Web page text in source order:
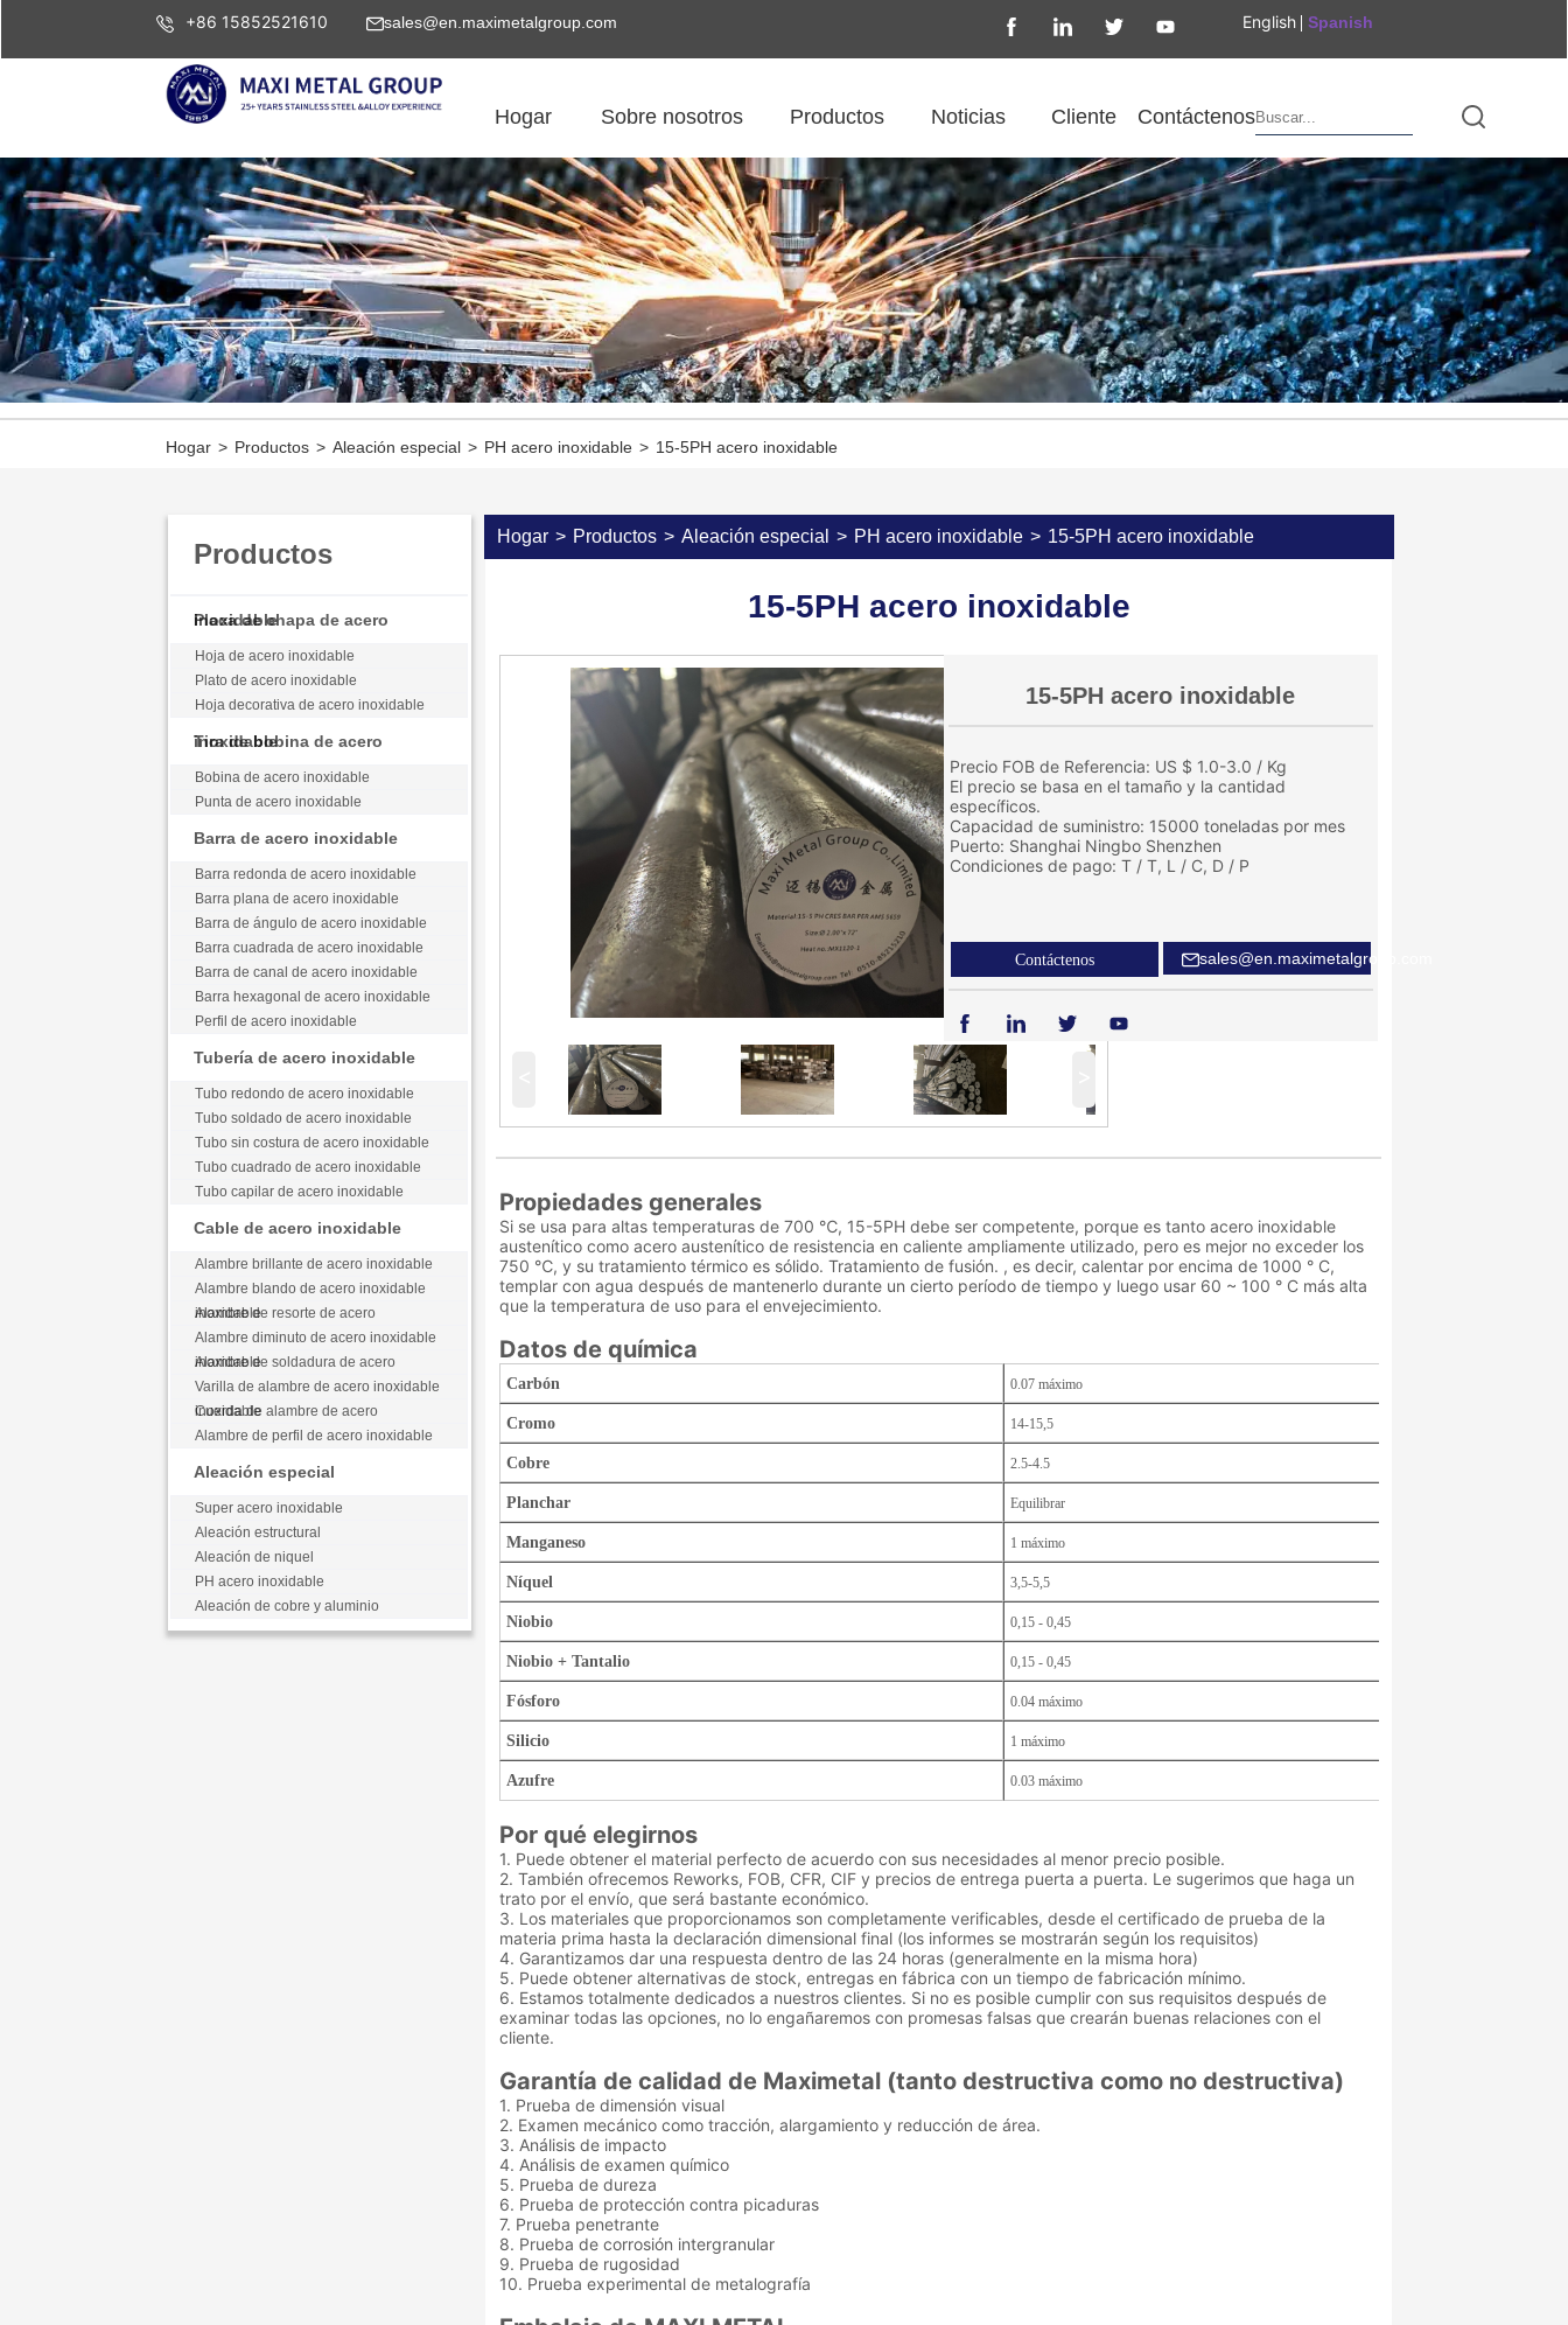
+86 15852521610 sales@en.maximetalgroup.com English Spanish
Hogar Sobre nosotros Productos Noticias Cliente Contáctenos
Hogar > Productos > Aleación especial > PH acero inoxidable > 15-5PH acero inoxidable
Productos
Placa de chapa de acero inoxidable
Hoja de acero inoxidable
Plato de acero inoxidable
Hoja decorativa de acero inoxidable
Tira de bobina de acero inoxidable
Bobina de acero inoxidable
Punta de acero inoxidable
Barra de acero inoxidable
Barra redonda de acero inoxidable
Barra plana de acero inoxidable
Barra de ángulo de acero inoxidable
Barra cuadrada de acero inoxidable
Barra de canal de acero inoxidable
Barra hexagonal de acero inoxidable
Perfil de acero inoxidable
Tubería de acero inoxidable
Tubo redondo de acero inoxidable
Tubo soldado de acero inoxidable
Tubo sin costura de acero inoxidable
Tubo cuadrado de acero inoxidable
Tubo capilar de acero inoxidable
Cable de acero inoxidable
Alambre brillante de acero inoxidable
Alambre blando de acero inoxidable
Alambre de resorte de acero inoxidable
Alambre diminuto de acero inoxidable
Alambre de soldadura de acero inoxidable
Varilla de alambre de acero inoxidable
Cuerda de alambre de acero inoxidable
Alambre de perfil de acero inoxidable
Aleación especial
Super acero inoxidable
Aleación estructural
Aleación de niquel
PH acero inoxidable
Aleación de cobre y aluminio
Hogar > Productos > Aleación especial > PH acero inoxidable > 15-5PH acero inoxidable
15-5PH acero inoxidable
15-5PH acero inoxidable
Precio FOB de Referencia: US $ 1.0-3.0 / Kg
El precio se basa en el tamaño y la cantidad
específicos.
Capacidad de suministro: 15000 toneladas por mes
Puerto: Shanghai Ningbo Shenzhen
Condiciones de pago: T / T, L / C, D / P
Contáctenos sales@en.maximetalgroup.com
Propiedades generales
Si se usa para altas temperaturas de 700 ℃, 15-5PH debe ser competente, porque es tanto acero inoxidable
austenítico como acero austenítico de resistencia en caliente ampliamente utilizado, pero es mejor no exceder los
750 ℃, y su tratamiento térmico es sólido. Tratamiento de fusión. , es decir, calentar por encima de 1000 ° C,
templar con agua después de mantenerlo durante un cierto período de tiempo y luego usar 60 ~ 100 ° C más alta
que la temperatura de uso para el envejecimiento.
Datos de química
Carbón 0.07 máximo
Cromo 14-15,5
Cobre 2.5-4.5
Planchar Equilibrar
Manganeso 1 máximo
Níquel 3,5-5,5
Niobio 0,15 - 0,45
Niobio + Tantalio 0,15 - 0,45
Fósforo 0.04 máximo
Silicio 1 máximo
Azufre 0.03 máximo
Por qué elegirnos
1. Puede obtener el material perfecto de acuerdo con sus necesidades al menor precio posible.
2. También ofrecemos Reworks, FOB, CFR, CIF y precios de entrega puerta a puerta. Le sugerimos que haga un
trato por el envío, que será bastante económico.
3. Los materiales que proporcionamos son completamente verificables, desde el certificado de prueba de la
materia prima hasta la declaración dimensional final (los informes se mostrarán según los requisitos)
4. Garantizamos dar una respuesta dentro de las 24 horas (generalmente en la misma hora)
5. Puede obtener alternativas de stock, entregas en fábrica con un tiempo de fabricación mínimo.
6. Estamos totalmente dedicados a nuestros clientes. Si no es posible cumplir con sus requisitos después de
examinar todas las opciones, no lo engañaremos con promesas falsas que crearán buenas relaciones con el
cliente.
Garantía de calidad de Maximetal (tanto destructiva como no destructiva)
1. Prueba de dimensión visual
2. Examen mecánico como tracción, alargamiento y reducción de área.
3. Análisis de impacto
4. Análisis de examen químico
5. Prueba de dureza
6. Prueba de protección contra picaduras
7. Prueba penetrante
8. Prueba de corrosión intergranular
9. Prueba de rugosidad
10. Prueba experimental de metalografía